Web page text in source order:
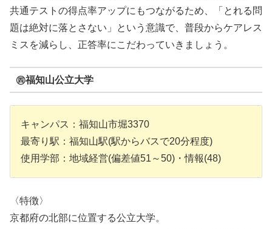
共通テストの得点率アップにもつながるため、「とれる問
題は絶対に落とさない」という意識で、普段からケアレス
ミスを減らし、正答率にこだわっていきましょう。
㊃福知山公立大学
キャンパス：福知山市堀3370
最寄り駅：福知山駅(駅からバスで20分程度)
使用学部：地域経営(偏差値51～50)・情報(48)
〈特徴〉
京都府の北部に位置する公立大学。